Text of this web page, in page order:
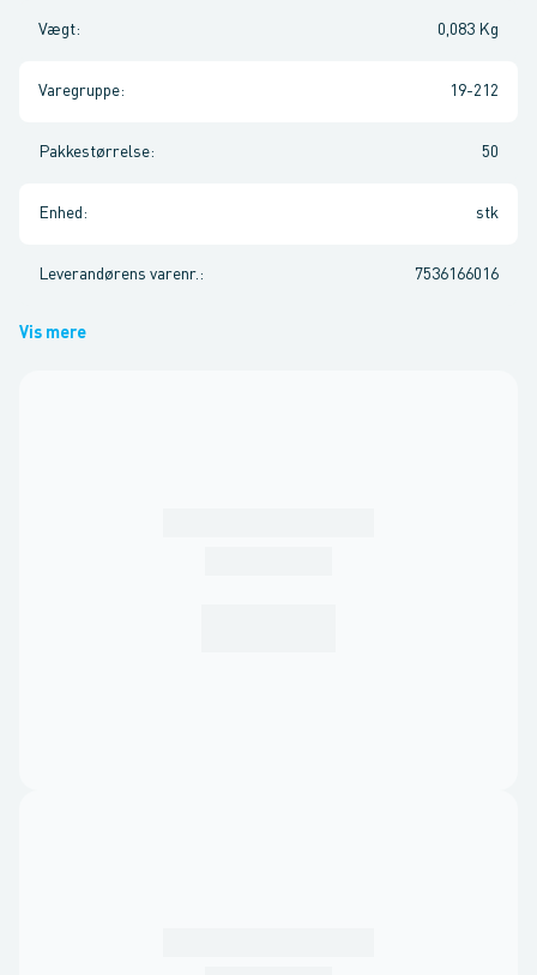
Vægt: 0,083 Kg
Varegruppe: 19-212
Pakkestørrelse: 50
Enhed : stk
Leverandørens varenr. : 7536166016
Vis mere